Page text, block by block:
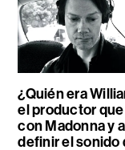
¿Quién era
el productor
con Madonna y
definir el sonido